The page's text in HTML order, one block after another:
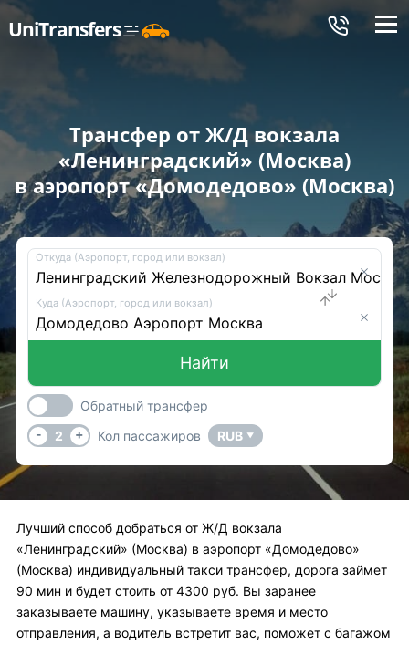
UniTransfers Меню
Трансфер от Ж/Д вокзала
«Ленинградский» (Москва)
в аэропорт «Домодедово» (Москва)
Откуда (Аэропорт, город или вокзал)
Куда (Аэропорт, город или вокзал)
Найти
Обратный трансфер
-
2 + Кол пассажиров RUB ▼
Лучший способ добраться от Ж/Д вокзала
«Ленинградский» (Москва) в аэропорт «Домодедово»
(Москва) индивидуальный такси трансфер, дорога займет
90 мин и будет стоить от 4300 руб. Вы заранее
заказываете машину, указываете время и место
отправления, а водитель встретит вас, поможет с багажом